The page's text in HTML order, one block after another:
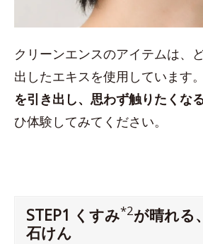
クリーンエンスのアイテムは、
出したエキスを使用しています。
を引き出し、思わず触りたくな
ひ体験してみてください。
STEP1 くすみ*2が晴れる
石けん